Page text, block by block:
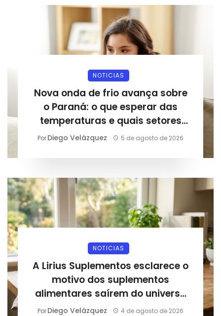
NOTICIAS
Nova onda de frio avança sobre
o Paraná: o que esperar das
temperaturas e quais setores
podem sentir os impactos
PorDiego Velázquez 5 de agosto de 2026
NOTICIAS
A Lirius Suplementos esclarece o
motivo dos suplementos
alimentares saírem do universo
esportivo e entrarem na rotina
PorDiego Velázquez 4 de agosto de 2026